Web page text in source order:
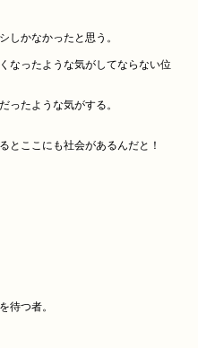
しかなかったと思う。
なったような気がしてならない位
ったような気がする。
とここにも社会があるんだと！
待つ者。